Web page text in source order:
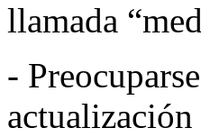
llamada
-